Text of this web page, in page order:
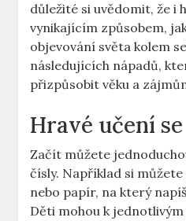
důležité si uvědomit, že i
vynikajícím způsobem,
objevování‌ světa kolem
následujících nápadů,
přizpůsobit věku a
Hravé učení
Začít můžete
čísly. Například si
nebo papír, na který⁣
Děti ‌mohou ⁤k